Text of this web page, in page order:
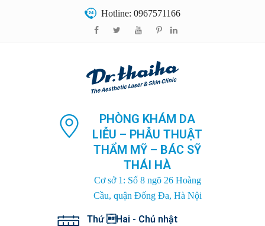
Hotline: 0967571166
PHÒNG KHÁM DA
LIỄU – PHẪU THUẬT
THẨM MỸ – BÁC SỸ
THÁI HÀ
Cơ sở 1: Số 8 ngõ 26 Hoàng
Cầu, quận Đống Đa, Hà Nội
Thứ Hai - Chủ nhật